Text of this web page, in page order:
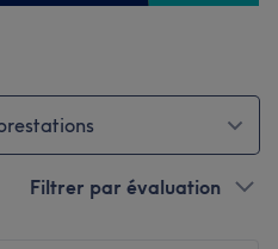
Filtrer par évaluation